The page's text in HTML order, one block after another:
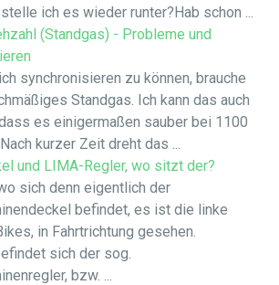
ich es wieder runter?Hab schon ...
(Standgas) - Probleme und
synchronisieren zu können, brauche
Standgas. Ich kann das auch
es einigermaßen sauber bei 1100
kurzer Zeit dreht das ...
und LIMA-Regler, wo sitzt der?
sich denn eigentlich der
befindet, es ist die linke
in Fahrtrichtung gesehen.
sich der sog.
bzw. ...